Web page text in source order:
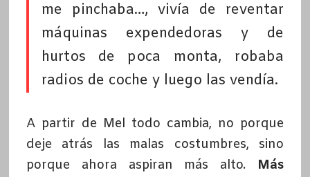
me pinchaba…, vivía de reventar
máquinas expendedoras y de
hurtos de poca monta, robaba
radios de coche y luego las vendía.
A partir de Mel todo cambia, no porque
deje atrás las malas costumbres, sino
porque ahora aspiran más alto. Más